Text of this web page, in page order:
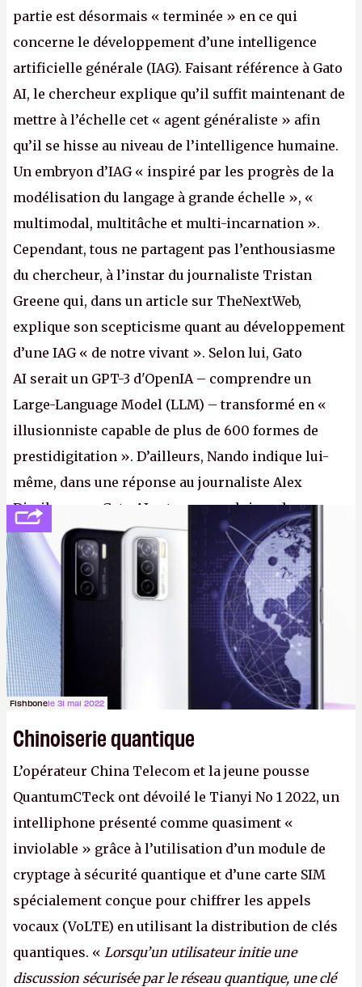
partie est désormais « terminée » en ce qui
concerne le développement d’une intelligence
artificielle générale (IAG). Faisant référence à Gato
AI, le chercheur explique qu’il suffit maintenant de
mettre à l’échelle cet « agent généraliste » afin
qu’il se hisse au niveau de l’intelligence humaine.
Un embryon d’IAG « inspiré par les progrès de la
modélisation du langage à grande échelle », «
multimodal, multitâche et multi-incarnation ».
Cependant, tous ne partagent pas l’enthousiasme
du chercheur, à l’instar du journaliste Tristan
Greene qui, dans un article sur TheNextWeb,
explique son scepticisme quant au développement
d’une IAG « de notre vivant ». Selon lui, Gato
AI serait un GPT-3 d'OpenIA – comprendre un
Large-Language Model (LLM) – transformé en «
illusionniste capable de plus de 600 formes de
prestidigitation ». D’ailleurs, Nando indique lui-
même, dans une réponse au journaliste Alex
Dimikas, que Gato AI est « encore loin » de
prétendre réussir le célèbre test de Turing. (Crédit
photo : Pexels - Arthur Brognoli)
Fishbonele 31 mai 2022
Chinoiserie quantique
L’opérateur China Telecom et la jeune pousse
QuantumCTeck ont dévoilé le Tianyi No 1 2022, un
intelliphone présenté comme quasiment «
inviolable » grâce à l’utilisation d’un module de
cryptage à sécurité quantique et d’une carte SIM
spécialement conçue pour chiffrer les appels
vocaux (VoLTE) en utilisant la distribution de clés
quantiques. « Lorsqu’un utilisateur initie une
discussion sécurisée par le réseau quantique, une clé